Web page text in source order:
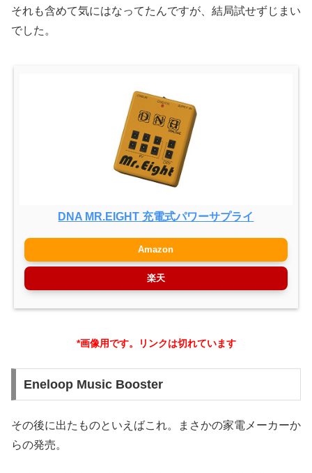
それも含めて気にはなってたんですが、結局試せずじまい
でした。
DNA MR.EIGHT 充電式パワーサプライ
Amazon
楽天
*画像用です。リンクは切れています
Eneloop Music Booster
その後に出たものといえばこれ。まさかの家電メーカーか
らの発売。